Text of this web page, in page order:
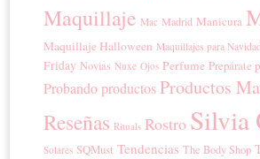
Maquillaje Mac Madrid Manicura
Maquillaje Halloween Maquillajes para Navidad
Friday Novias Nuxe Ojos Perfume Prepárate
Probando productos Productos
Reseñas Rituals Rostro Silvia
Solares SQMust Tendencias The Body Shop